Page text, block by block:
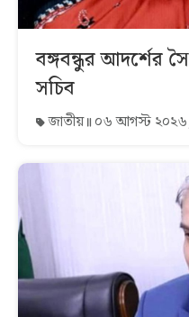
বঙ্গবন্ধুর আদর্শের
সচিব
জাতীয় ০৬ আগস্ট